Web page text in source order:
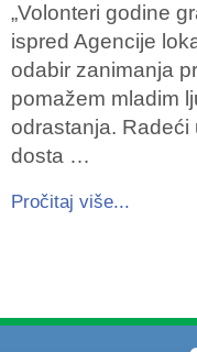
„Volonteri godine
ispred Agencije
odabir zanimanja
pomažem mladim
odrastanja.
dosta …
Pročitaj više...